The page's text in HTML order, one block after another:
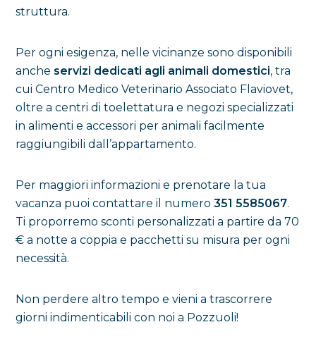
struttura.
Per ogni esigenza, nelle vicinanze sono disponibili
anche servizi dedicati agli animali domestici, tra
cui Centro Medico Veterinario Associato Flaviovet,
oltre a centri di toelettatura e negozi specializzati
in alimenti e accessori per animali facilmente
raggiungibili dall’appartamento.
Per maggiori informazioni e prenotare la tua
vacanza puoi contattare il numero 351 5585067.
Ti proporremo sconti personalizzati a partire da 70
€ a notte a coppia e pacchetti su misura per ogni
necessità.
Non perdere altro tempo e vieni a trascorrere
giorni indimenticabili con noi a Pozzuoli!